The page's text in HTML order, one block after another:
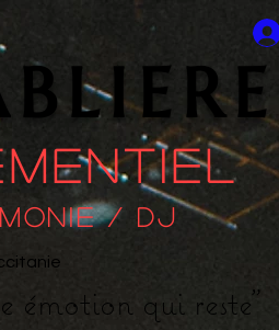
/ DJ​
émotion qui reste"